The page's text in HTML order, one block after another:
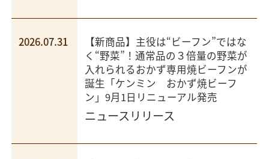
2026.07.31
【新商品】主役は“ビーフン”ではな
く“野菜”！通常品の３倍量の野菜が
入れられるおかず専用焼ビーフンが
誕生「ケンミン おかず焼ビーフ
ン」9月1日リニューアル発売
ニュースリリース